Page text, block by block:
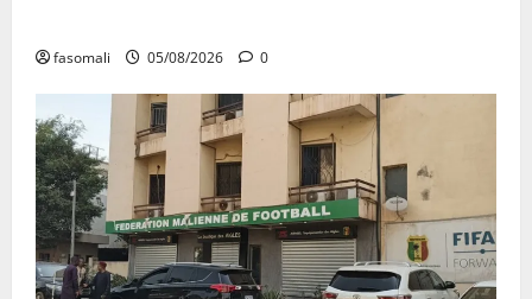
fasomali 05/08/2026 0